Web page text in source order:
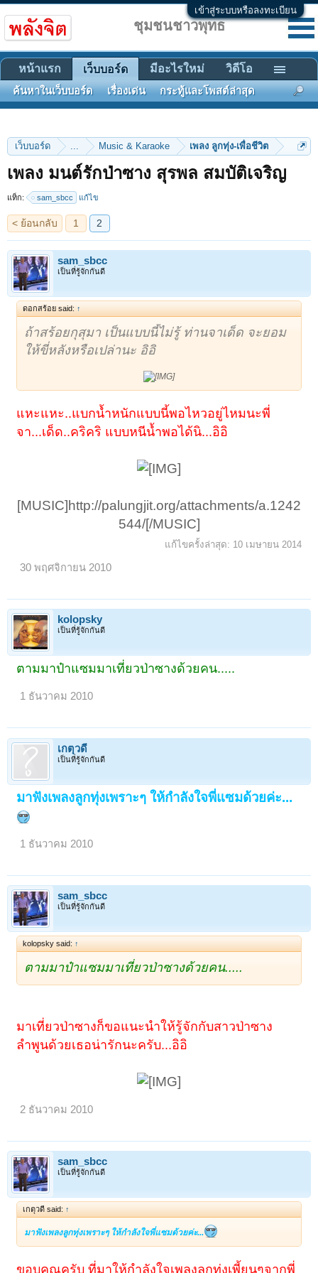
เข้าสู่ระบบหรือลงทะเบียน
เว็บบอร์ด ... Music & Karaoke เพลง ลูกทุ่ง-เพื่อชีวิต
เพลง มนต์รักป่าซาง สุรพล สมบัติเจริญ
แท็ก: sam_sbcc แก้ไข
sam_sbcc
เป็นที่รู้จักกันดี
ดอกสร้อย said: ↑
ถ้าสร้อยกุสุมา เป็นแบบนี้ไม่รู้ ท่านจาเด็ด จะยอม
ให้ขี่หลังหรือเปล่านะ อิอิ
แหะแหะ..แบกน้ำหนักแบบนี้พอไหวอยู่ไหมนะพี่
จา...เด็ด..คริคริ แบบหนีน้ำพอได้นิ...อิอิ
[MUSIC]http://palungjit.org/attachments/a.1242
544/[/MUSIC]​
แก้ไขครั้งล่าสุด: 10 เมษายน 2014
30 พฤศจิกายน 2010
kolopsky
เป็นที่รู้จักกันดี
ตามมาป๋าแซมมาเที่ยวป่าซางด้วยคน.....
1 ธันวาคม 2010
เกตุวดี
เป็นที่รู้จักกันดี
มาฟังเพลงลูกทุ่งเพราะๆ ให้กำลังใจพี่แซมด้วยค่ะ...
1 ธันวาคม 2010
sam_sbcc
เป็นที่รู้จักกันดี
kolopsky said: ↑
ตามมาป๋าแซมมาเที่ยวป่าซางด้วยคน.....
มาเที่ยวป่าซางก็ขอแนะนำให้รู้จักกับสาวป่าซาง
ลำพูนด้วยเธอน่ารักนะครับ...อิอิ
2 ธันวาคม 2010
sam_sbcc
เป็นที่รู้จักกันดี
เกตุวดี said: ↑
มาฟังเพลงลูกทุ่งเพราะๆ ให้กำลังใจพี่แซมด้วยค่ะ...
ขอบคุณครับ ที่มาให้กำลังใจเพลงลูกทุ่งเพี้ยนๆจากพี่
< ย้อนกลับ
ชุมชนชาวพุทธ
หน้าแรก เว็บบอร์ด
ค้นหาในเว็บบอร์ด เรื่องเด่น กระทู้และโพสต์ล่าสุด
มีอะไรใหม่ วิดีโอ